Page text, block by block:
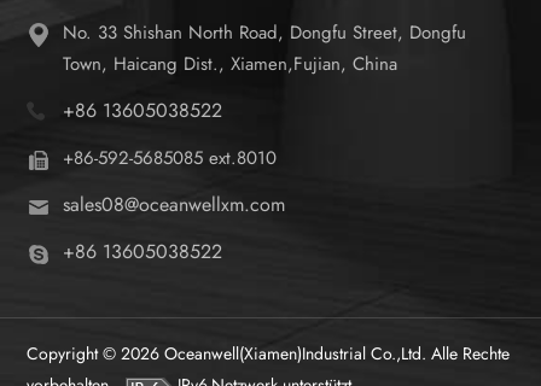
No. 33 Shishan North Road, Dongfu Street, Dongfu
Town, Haicang Dist., Xiamen,Fujian, China
+86 13605038522
+86-592-5685085 ext.8010
sales08@oceanwellxm.com
+86 13605038522
Copyright © 2026 Oceanwell(Xiamen)Industrial Co.,Ltd. Alle Rechte